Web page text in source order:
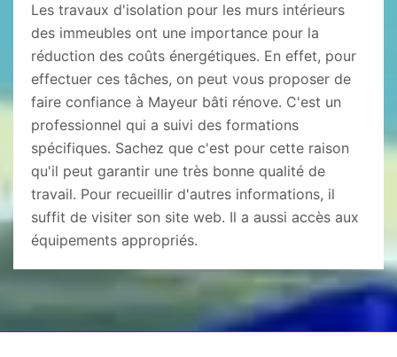
Les travaux d'isolation pour les murs intérieurs
des immeubles ont une importance pour la
réduction des coûts énergétiques. En effet, pour
effectuer ces tâches, on peut vous proposer de
faire confiance à Mayeur bâti rénove. C'est un
professionnel qui a suivi des formations
spécifiques. Sachez que c'est pour cette raison
qu'il peut garantir une très bonne qualité de
travail. Pour recueillir d'autres informations, il
suffit de visiter son site web. Il a aussi accès aux
équipements appropriés.